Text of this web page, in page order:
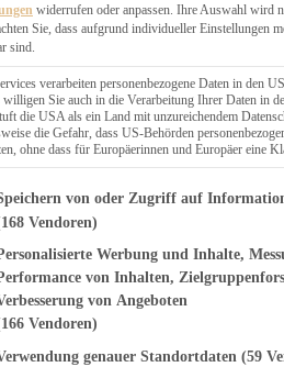
UND PIES
Kirschen –
lecker
widerrufen oder anpassen. Ihre Auswahl wird
Sie, dass aufgrund individueller Einstellungen
sind.
verarbeiten personenbezogene Daten in den
willigen Sie auch in die Verarbeitung Ihrer Daten in
die USA als ein Land mit unzureichendem
die Gefahr, dass US-Behörden
ohne dass für Europäerinnen und Europäer eine
finden Sie eine Liste der Zwecke
von oder Zugriff auf
Vendoren)
Werbung und Inhalte,
von Inhalten,
von Angeboten
Vendoren)
genauer Standortdaten (59